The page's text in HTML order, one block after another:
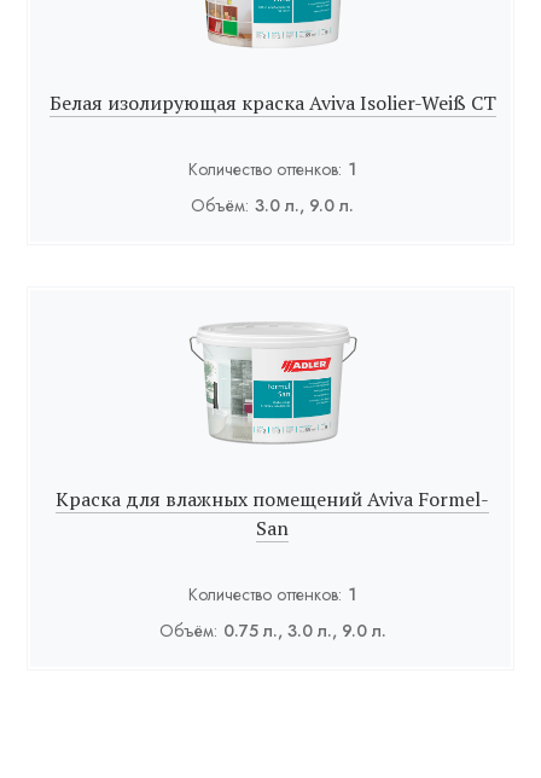
Белая изолирующая краска Aviva Isolier-Weiß СТ
Количество оттенков: 1
Объём: 3.0 л., 9.0 л.
Краска для влажных помещений Aviva Formel-
San
Количество оттенков: 1
Объём: 0.75 л., 3.0 л., 9.0 л.